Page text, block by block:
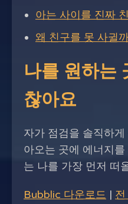
아는 사이를 진짜
왜 친구를 못 사귈
나를 원하는
찮아요
자가 점검을 솔직하
아오는 곳에 에너지
는 나를 가장 먼저 떠
Bubblic 다운로드 |